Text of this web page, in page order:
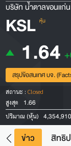
บริษัท น้ำตาลขอนแก่
KSL หุ้น
1.64
สรุปข้อสนเทศ บจ.
สถานะ : Closed
สูงสุด
1.66
ปริมาณ (หุ้น) 4,354,910
ข่าว สิทธิ